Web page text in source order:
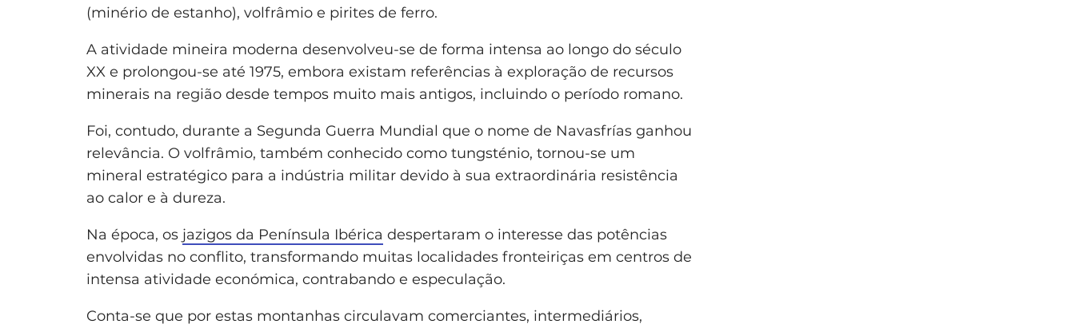
(minério de estanho), volfrâmio e pirites de ferro.
A atividade mineira moderna desenvolveu-se de forma intensa ao longo do século
XX e prolongou-se até 1975, embora existam referências à exploração de recursos
minerais na região desde tempos muito mais antigos, incluindo o período romano.
Foi, contudo, durante a Segunda Guerra Mundial que o nome de Navasfrías ganhou
relevância. O volfrâmio, também conhecido como tungsténio, tornou-se um
mineral estratégico para a indústria militar devido à sua extraordinária resistência
ao calor e à dureza.
Na época, os jazigos da Península Ibérica despertaram o interesse das potências
envolvidas no conflito, transformando muitas localidades fronteiriças em centros de
intensa atividade económica, contrabando e especulação.
Conta-se que por estas montanhas circulavam comerciantes, intermediários,